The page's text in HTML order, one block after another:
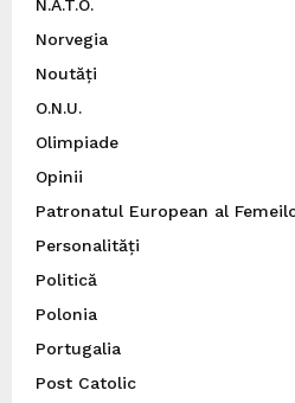
N.A.T.O.
Norvegia
Noutăți
O.N.U.
Olimpiade
Opinii
Patronatul European al
Personalități
Politică
Polonia
Portugalia
Post Catolic